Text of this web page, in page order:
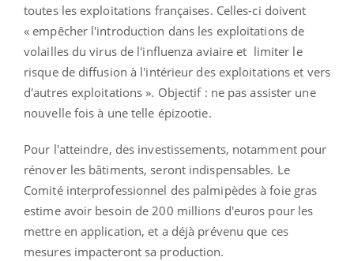
toutes les exploitations françaises. Celles-ci doivent
« empêcher l'introduction dans les exploitations de
volailles du virus de l'influenza aviaire et limiter le
risque de diffusion à l'intérieur des exploitations et vers
d'autres exploitations ». Objectif : ne pas assister une
nouvelle fois à une telle épizootie.
Pour l'atteindre, des investissements, notamment pour
rénover les bâtiments, seront indispensables. Le
Comité interprofessionnel des palmipèdes à foie gras
estime avoir besoin de 200 millions d'euros pour les
mettre en application, et a déjà prévenu que ces
mesures impacteront sa production.